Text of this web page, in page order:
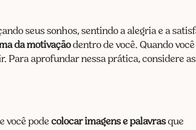
seus sonhos, sentindo a alegria e a
da motivaçãodentro de você. Quando você
Para aprofundar nessa prática, considere as
você pode colocar imagens e palavrasque